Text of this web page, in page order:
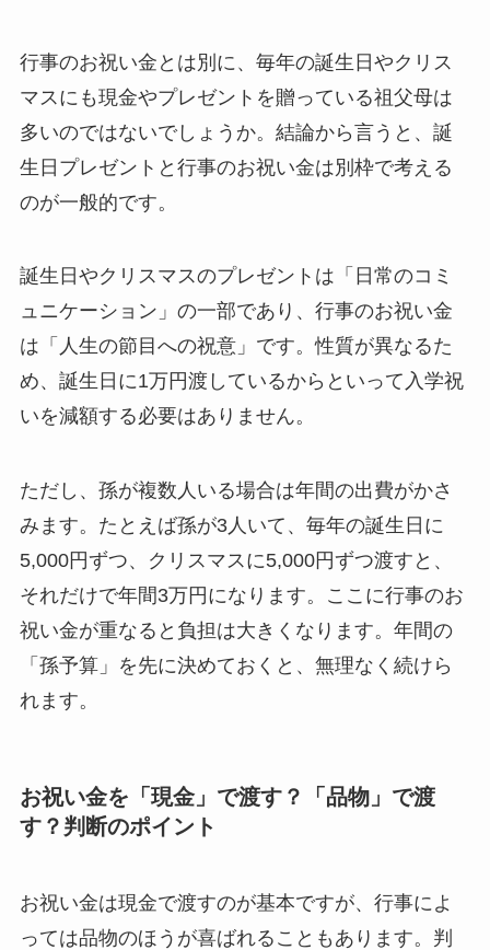
行事のお祝い金とは別に、毎年の誕生日やクリス
マスにも現金やプレゼントを贈っている祖父母は
多いのではないでしょうか。結論から言うと、誕
生日プレゼントと行事のお祝い金は別枠で考える
のが一般的です。
誕生日やクリスマスのプレゼントは「日常のコミ
ュニケーション」の一部であり、行事のお祝い金
は「人生の節目への祝意」です。性質が異なるた
め、誕生日に1万円渡しているからといって入学祝
いを減額する必要はありません。
ただし、孫が複数人いる場合は年間の出費がかさ
みます。たとえば孫が3人いて、毎年の誕生日に
5,000円ずつ、クリスマスに5,000円ずつ渡すと、
それだけで年間3万円になります。ここに行事のお
祝い金が重なると負担は大きくなります。年間の
「孫予算」を先に決めておくと、無理なく続けら
れます。
お祝い金を「現金」で渡す？「品物」で渡
す？判断のポイント
お祝い金は現金で渡すのが基本ですが、行事によ
っては品物のほうが喜ばれることもあります。判